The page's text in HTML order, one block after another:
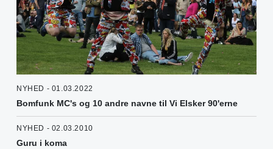
NYHED - 01.03.2022
Bomfunk MC's og 10 andre navne til Vi Elsker 90'erne
NYHED - 02.03.2010
Guru i koma